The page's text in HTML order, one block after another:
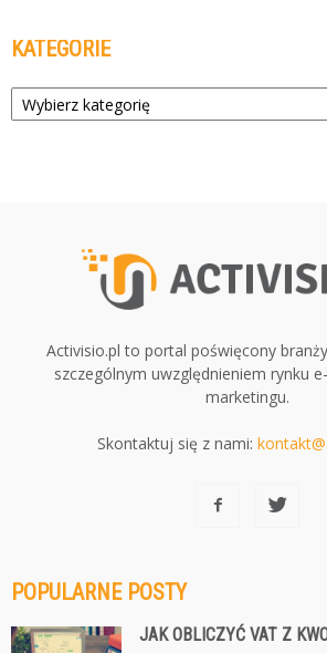
KATEGORIE
Kategorie
Activisio.pl to portal poświęcony
szczególnym uwzględnieniem rynku
marketingu.
Skontaktuj się z nami:
POPULARNE POSTY
JAK OBLICZYĆ VAT Z